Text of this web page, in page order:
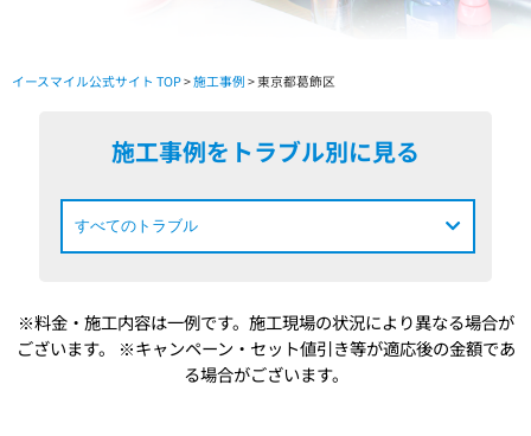
イースマイル公式サイト TOP>施工事例 > 東京都葛飾区
施工事例をトラブル別に見る
※料金・施工内容は一例です。施工現場の状況により異なる場合が
ございます。
※キャンペーン・セット値引き等が適応後の金額であ
る場合がございます。